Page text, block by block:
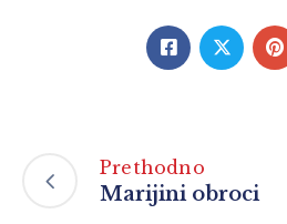
Prethodno
Marijini obroci